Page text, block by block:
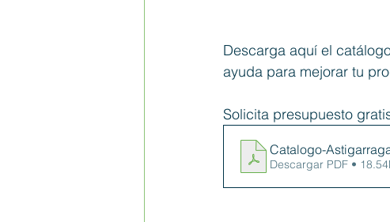
Descarga aquí el
ayuda para mejorar tu
Solicita presupuesto
Catalogo-
Descargar PDF •